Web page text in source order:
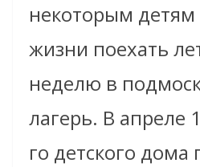
некоторым
жизни поехать
неделю в
лагерь. В апреле
го детского